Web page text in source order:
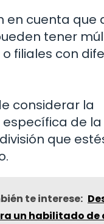
en cuenta que
tener
filiales con
considerar la
de la
que
te interese:
un habilitado de